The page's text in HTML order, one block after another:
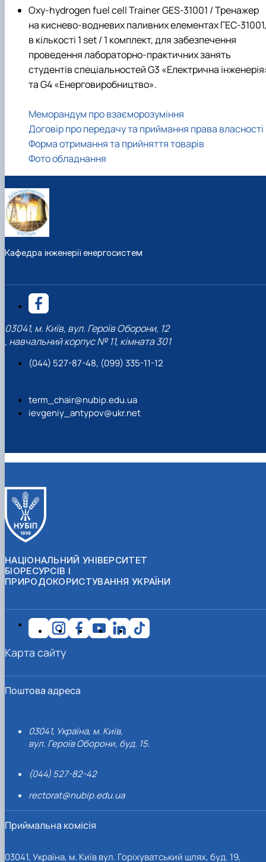
Oxy-hydrogen fuel cell Trainer GES-31001 / Тренажер
на киснево-водневих паливних елементах ГЕС-31001,
в кількості 1 set / 1 комплект, для забезпечення
проведення лабораторно-практичних занять
студентів спеціальностей G3 «Електрична
та G4 «Енерговиробництво».
Меморандум про взаєморозуміння
Договір про передачу та приймання права власності
Форма отримання та прийняття товарів
Фото обладнання
Кафедра інженерії енергосистем
03041, м. Київ, вул. Героїв Оборони, 12
, навчальний корпус № 11, кімната 301
(044) 527-87-48, (099) 335-11-12
term_chair@nubip.edu.ua
ievgeniy_antypov@ukr.net
НАЦІОНАЛЬНИЙ УНІВЕРСИТЕТ
БІОРЕСУРСІВ І
ПРИРОДОКОРИСТУВАННЯ УКРАЇНИ
Поштова адреса
03041, Україна, м. Київ,
вул. Героїв Оборони, буд. 15.
(044) 527-82-42
rectorat@nubip.edu.ua
Приймальна комісія
03041, Україна, м. Київ вул. Горіхуватський шлях, буд. 19,
Карта сайту